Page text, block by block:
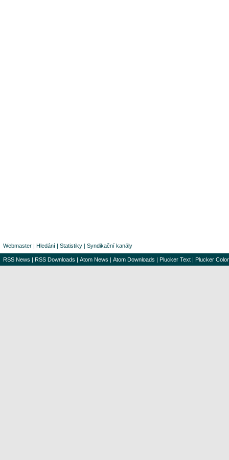
Webmaster | Hledání | Statistiky | Syndikační kanály
RSS News | RSS Downloads | Atom News | Atom Downloads | Plucker Text | Plucker Color